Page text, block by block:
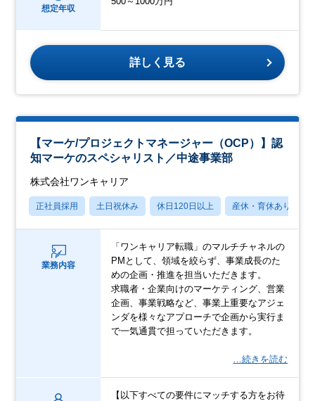
想定年収
詳しく見る
【マーケ/プロジェクトマネージャー（OCP）】認
知マーケのスペシャリスト／中途事業部
株式会社ワンキャリア
正社員採用 土日祝休み 休日120日以上 産休・育休あり
業務内容
「ワンキャリア転職」のマルチチャネルの
PMとして、領域を絞らず、事業成長のた
めの企画・推進を担当いただきます。
求職者・企業向けのマーケティング、営業
企画、事業戦略など、事業上重要なアジェ
ンダを様々なアプローチで企画から実行ま
で一気通貫で担っていただきます。
…続きを読む
【以下すべての要件にマッチする方をお待